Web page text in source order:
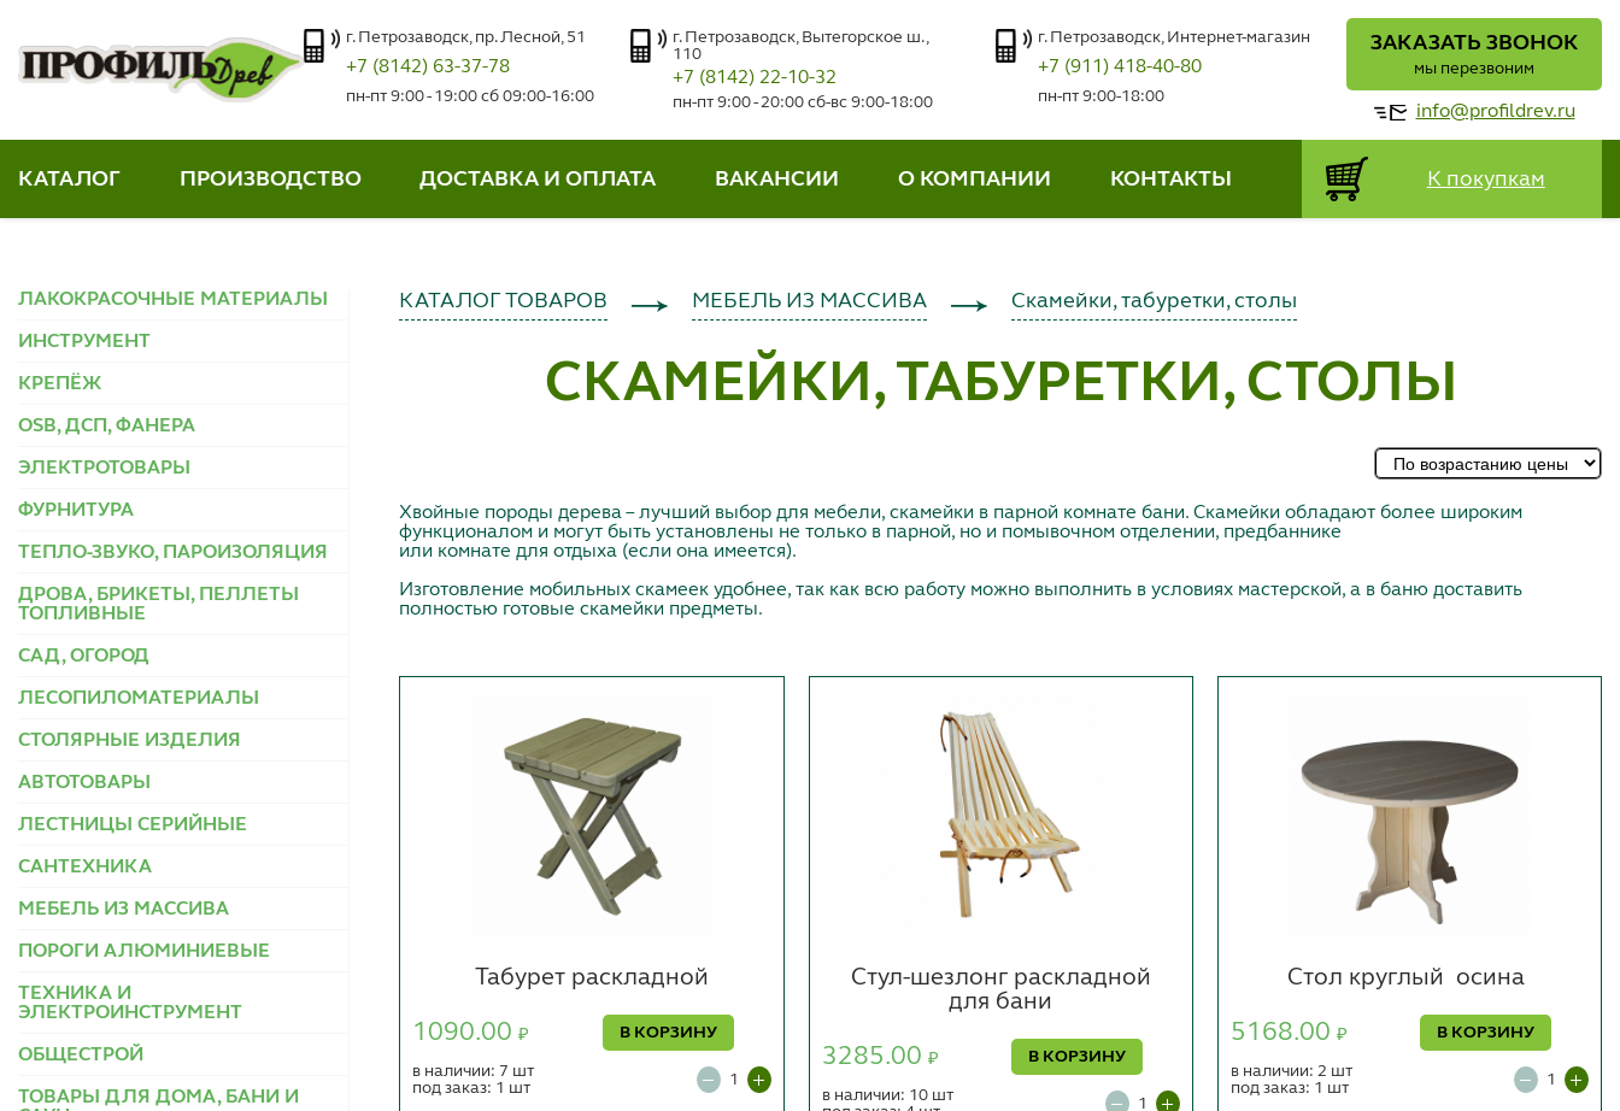
г. Петрозаводск, пр. Лесной, 51
+7 (8142) 63-37-78
пн-пт 9:00 - 19:00 сб 09:00-16:00
г. Петрозаводск, Вытегорское ш.,
110
+7 (8142) 22-10-32
пн-пт 9:00 - 20:00 сб-вс 9:00-18:00
г. Петрозаводск, Интернет-магазин
+7 (911) 418-40-80
пн-пт 9:00-18:00
ЗАКАЗАТЬ ЗВОНОК
мы перезвоним
info@profildrev.ru
КАТАЛОГ ПРОИЗВОДСТВО ДОСТАВКА И ОПЛАТА ВАКАНСИИ О КОМПАНИИ КОНТАКТЫ К покупкам
ЛАКОКРАСОЧНЫЕ МАТЕРИАЛЫ
ИНСТРУМЕНТ
КРЕПЁЖ
OSB, ДСП, ФАНЕРА
ЭЛЕКТРОТОВАРЫ
ФУРНИТУРА
ТЕПЛО-ЗВУКО, ПАРОИЗОЛЯЦИЯ
ДРОВА, БРИКЕТЫ, ПЕЛЛЕТЫ
ТОПЛИВНЫЕ
САД, ОГОРОД
ЛЕСОПИЛОМАТЕРИАЛЫ
СТОЛЯРНЫЕ ИЗДЕЛИЯ
АВТОТОВАРЫ
ЛЕСТНИЦЫ СЕРИЙНЫЕ
САНТЕХНИКА
МЕБЕЛЬ ИЗ МАССИВА
ПОРОГИ АЛЮМИНИЕВЫЕ
ТЕХНИКА И
ЭЛЕКТРОИНСТРУМЕНТ
ОБЩЕСТРОЙ
ТОВАРЫ ДЛЯ ДОМА, БАНИ И
КАТАЛОГ ТОВАРОВ МЕБЕЛЬ ИЗ МАССИВА Скамейки, табуретки, столы
СКАМЕЙКИ, ТАБУРЕТКИ, СТОЛЫ
Хвойные породы дерева – лучший выбор для мебели, скамейки в парной комнатебани. Скамейки обладают более широким
функционалом и могут быть установлены не только в парной, но и помывочном отделении, предбаннике
или комнате для отдыха (если она имеется).
Изготовление мобильных скамеек удобнее, так как всю работу можно выполнить в условиях мастерской, а вбаню доставить
полностью готовые скамейки предметы.
Табурет раскладной
1090.00₽ В КОРЗИНУ
в наличии: 7 шт
под заказ: 1 шт
Стул-шезлонг раскладной
для бани
3285.00 ₽ В КОРЗИНУ
в наличии: 10 шт
Стол круглый осина
5168.00 ₽ В КОРЗИНУ
в наличии: 2 шт
под заказ: 1 шт